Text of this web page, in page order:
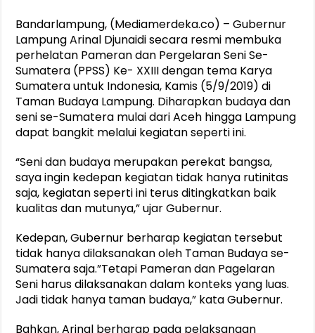
Bandarlampung, (Mediamerdeka.co) – Gubernur
Lampung Arinal Djunaidi secara resmi membuka
perhelatan Pameran dan Pergelaran Seni Se-
Sumatera (PPSS) Ke- XXIII dengan tema Karya
Sumatera untuk Indonesia, Kamis (5/9/2019) di
Taman Budaya Lampung. Diharapkan budaya dan
seni se-Sumatera mulai dari Aceh hingga Lampung
dapat bangkit melalui kegiatan seperti ini.
“Seni dan budaya merupakan perekat bangsa,
saya ingin kedepan kegiatan tidak hanya rutinitas
saja, kegiatan seperti ini terus ditingkatkan baik
kualitas dan mutunya,” ujar Gubernur.
Kedepan, Gubernur berharap kegiatan tersebut
tidak hanya dilaksanakan oleh Taman Budaya se-
Sumatera saja.”Tetapi Pameran dan Pagelaran
Seni harus dilaksanakan dalam konteks yang luas.
Jadi tidak hanya taman budaya,” kata Gubernur.
Bahkan, Arinal berharap pada pelaksanaan